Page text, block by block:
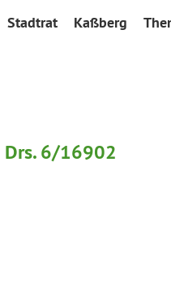
Stadtrat Kaßberg
Drs. 6/16902